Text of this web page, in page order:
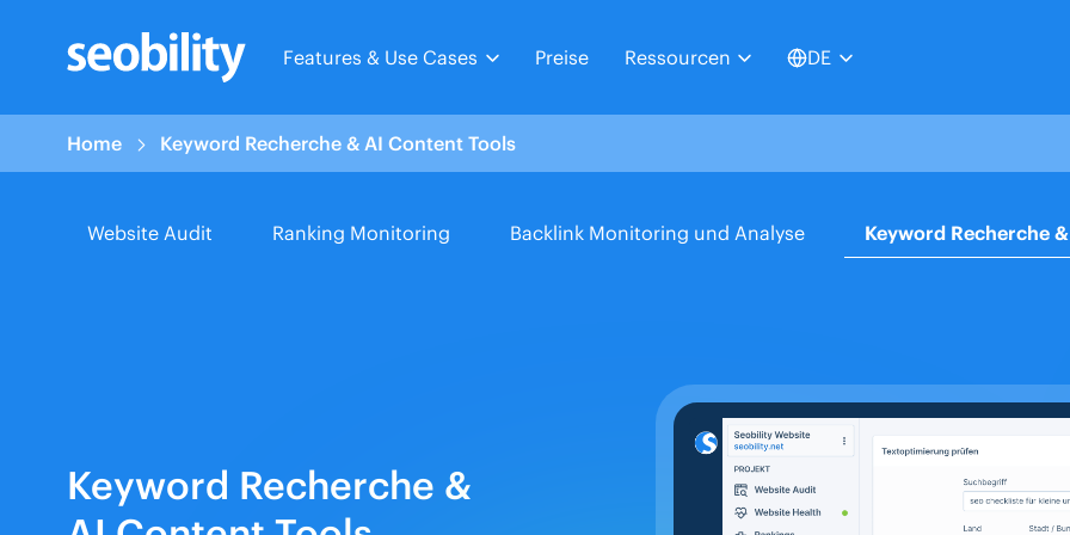
content
Features & Use Cases Preise Ressourcen DE
Home Keyword Recherche & AI Content Tools
Website Audit Ranking Monitoring Backlink Monitoring und Analyse Keyword Recherche
Keyword Recherche &